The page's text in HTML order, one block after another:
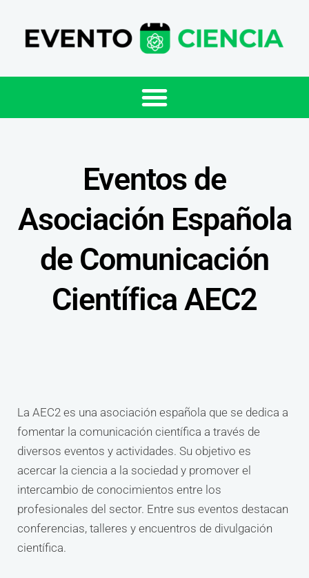
Eventos de
Asociación Española
de Comunicación
Científica AEC2
La AEC2 es una asociación española que se dedica a
fomentar la comunicación científica a través de
diversos eventos y actividades. Su objetivo es
acercar la ciencia a la sociedad y promover el
intercambio de conocimientos entre los
profesionales del sector. Entre sus eventos destacan
conferencias, talleres y encuentros de divulgación
científica.